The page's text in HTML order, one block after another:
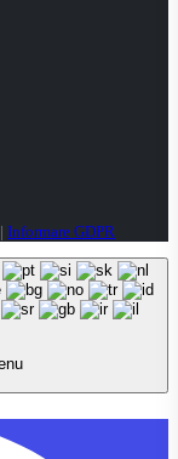
Informare GDPR